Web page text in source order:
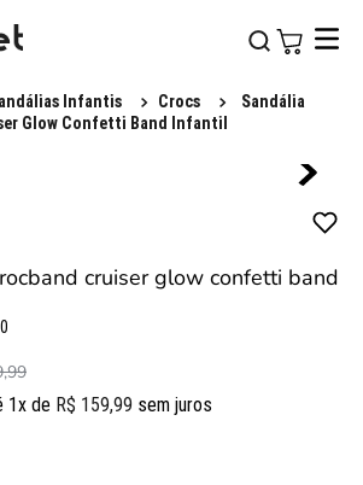
Infantis Crocs
Sandália
Glow Confetti Band Infantil
cruiser glow confetti band
1x de R$ 159,99 sem juros